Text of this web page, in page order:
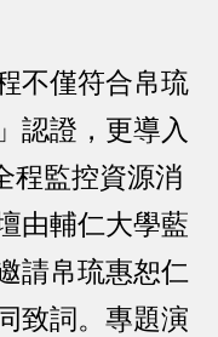
不僅符合帛琉
認證，更導入
程監控資源消
由輔仁大學藍
請帛琉惠恕仁
致詞。專題演